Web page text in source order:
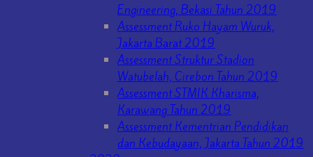
Engineering, Bekasi Tahun 2019
Assessment Ruko Hayam Wuruk,
Jakarta Barat 2019
Assessment Struktur Stadion
Watubelah, Cirebon Tahun 2019
Assessment STMIK Kharisma,
Karawang Tahun 2019
Assessment Kementrian Pendidikan
dan Kebudayaan, Jakarta Tahun 2019